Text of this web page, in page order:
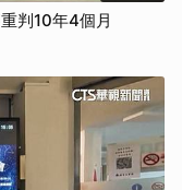
判10年4個月